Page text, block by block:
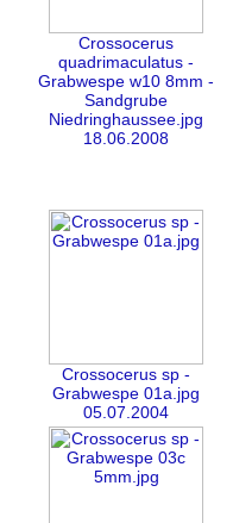
Crossocerus
quadrimaculatus -
Grabwespe w10 8mm -
Sandgrube
Niedringhaussee.jpg
18.06.2008
Crossocerus sp -
Grabwespe 01a.jpg
05.07.2004